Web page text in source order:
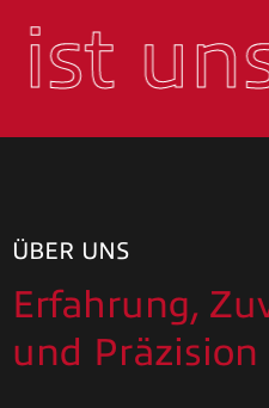
ÜBER UNS
Erfahrung,
und Präzision